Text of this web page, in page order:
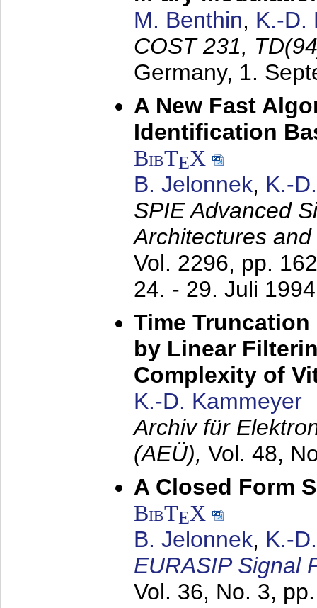
M. Benthin, K.-D.
COST 231,
Germany, 1.
A New Fast
Identification
BibTEX
B. Jelonnek, K.-
SPIE Advanced
Architectures
Vol. 2296, pp.
24. - 29. Juli 1994
Time
by Linear
Complexity of
K.-D. Kammeyer
Archiv für
(AEÜ), Vol. 48,
A Closed Form
BibTEX
B. Jelonnek, K.-
EURASIP Signal
Vol. 36, No. 3,